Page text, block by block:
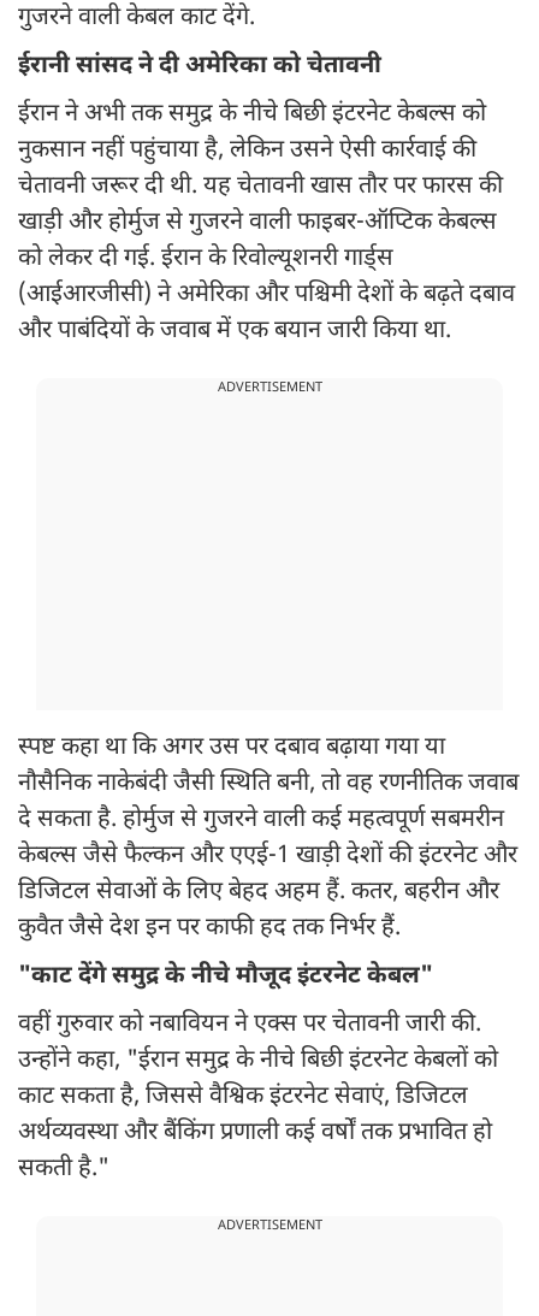
गुजरने वाली केबल काट देंगे.
ईरानी सांसद ने दी अमेरिका को चेतावनी
ईरान ने अभी तक समुद्र के नीचे बिछी इंटरनेट केबल्स को
नुकसान नहीं पहुंचाया है, लेकिन उसने ऐसी कार्रवाई की
चेतावनी जरूर दी थी. यह चेतावनी खास तौर पर फारस की
खाड़ी और होर्मुज से गुजरने वाली फाइबर-ऑप्टिक केबल्स
को लेकर दी गई. ईरान के रिवोल्यूशनरी गार्ड्स
(आईआरजीसी) ने अमेरिका और पश्चिमी देशों के बढ़ते दबाव
और पाबंदियों के जवाब में एक बयान जारी किया था.
ADVERTISEMENT
स्पष्ट कहा था कि अगर उस पर दबाव बढ़ाया गया या
नौसैनिक नाकेबंदी जैसी स्थिति बनी, तो वह रणनीतिक जवाब
दे सकता है. होर्मुज से गुजरने वाली कई महत्वपूर्ण सबमरीन
केबल्स जैसे फैल्कन और एएई-1 खाड़ी देशों की इंटरनेट और
डिजिटल सेवाओं के लिए बेहद अहम हैं. कतर, बहरीन और
कुवैत जैसे देश इन पर काफी हद तक निर्भर हैं.
"काट देंगे समुद्र के नीचे मौजूद इंटरनेट केबल"
वहीं गुरुवार को नबावियन ने एक्स पर चेतावनी जारी की.
उन्होंने कहा, "ईरान समुद्र के नीचे बिछी इंटरनेट केबलों को
काट सकता है, जिससे वैश्विक इंटरनेट सेवाएं, डिजिटल
अर्थव्यवस्था और बैंकिंग प्रणाली कई वर्षों तक प्रभावित हो
सकती है."
ADVERTISEMENT